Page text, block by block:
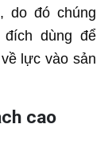
do đó chúng
dùng để
lực vào sản
cao